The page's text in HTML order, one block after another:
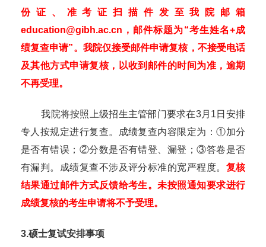
份证、准考证扫描件发至我院邮箱
education@gibh.ac.cn ，邮件标题为“考生姓名+成
绩复查申请”。我院仅接受邮件申请复核，不接受电话
及其他方式申请复核，以收到邮件的时间为准，逾期
不再受理。
我院将按照上级招生主管部门要求在3月 1 日安排
专人按规定进行复查。成绩复查内容限定为：①加分
是否有错误；②分数是否有错登、漏登；③答卷是否
有漏判。成绩复查不涉及评分标准的宽严程度。 复核
结果通过邮件方式反馈给考生。未按照通知要求进行
成绩复核的考生申请将不予受理。
3.硕士复试安排事项